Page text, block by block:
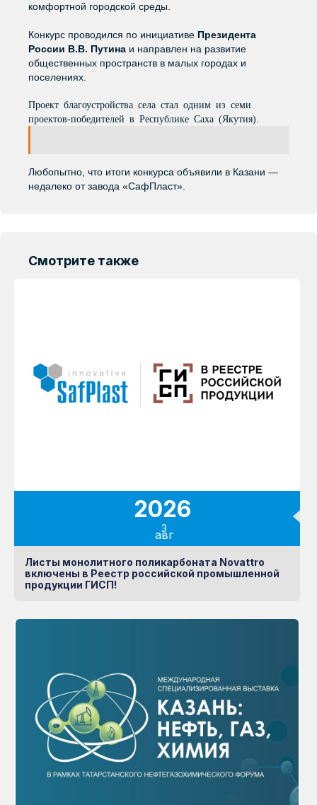
комфортной городской среды.
Конкурс проводился по инициативе Президента
России В.В. Путина и направлен на развитие
общественных пространств в малых городах и
поселениях.
Проект благоустройства села стал одним из семи
проектов-победителей в Республике Саха (Якутия).
Любопытно, что итоги конкурса объявили в Казани —
недалеко от завода «СафПласт».
Смотрите также
2026
3
авг
Листы монолитного поликарбоната Novattro
включены в Реестр российской промышленной
продукции ГИСП!